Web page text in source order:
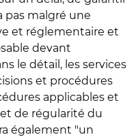
pas malgré une
et réglementaire et
devant
le détail, les services
et procédures
applicables et
de régularité du
également "un